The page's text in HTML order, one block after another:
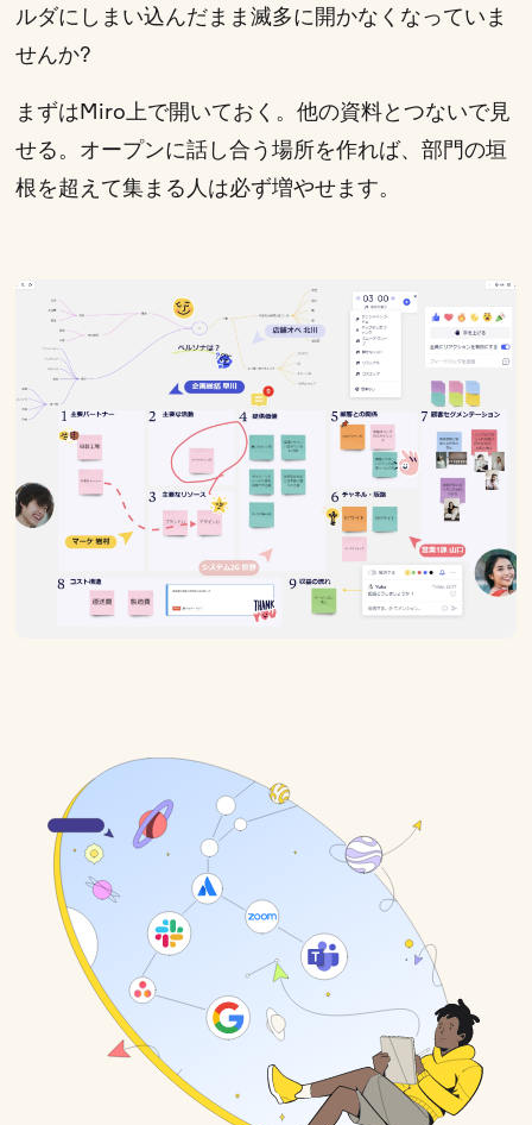
ルダにしまい込んだまま滅多に開かなくなっていま
せんか?
まずはMiro上で開いておく。他の資料とつないで見
せる。オープンに話し合う場所を作れば、部門の垣
根を超えて集まる人は必ず増やせます。